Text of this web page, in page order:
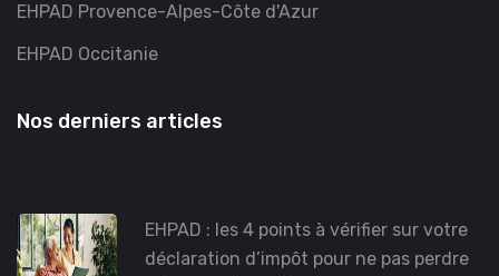
EHPAD Provence-Alpes-Côte d'Azur
EHPAD Occitanie
Nos derniers articles
EHPAD : les 4 points à vérifier sur votre
déclaration d’impôt pour ne pas perdre